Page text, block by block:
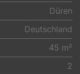
Düren
Deutschland
45 m²
2